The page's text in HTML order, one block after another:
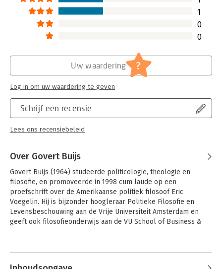
1
0
0
Schrijf een recensie
Lees ons recensiebeleid
Uw waardering ?
Log in om uw waardering te geven
Over Govert Buijs
Govert Buijs (1964) studeerde politicologie, theologie en
filosofie, en promoveerde in 1998 cum laude op een
proefschrift over de Amerikaanse politiek filosoof Eric
Voegelin. Hij is bijzonder hoogleraar Politieke Filosofie en
Levensbeschouwing aan de Vrije Universiteit Amsterdam en
geeft ook filosofieonderwijs aan de VU School of Business &
Andere boeken door Govert Buijs